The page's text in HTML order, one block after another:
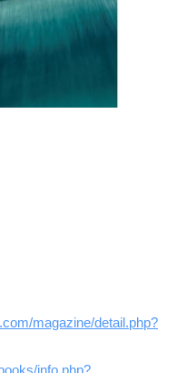
magazine/detail.php?
info.php?